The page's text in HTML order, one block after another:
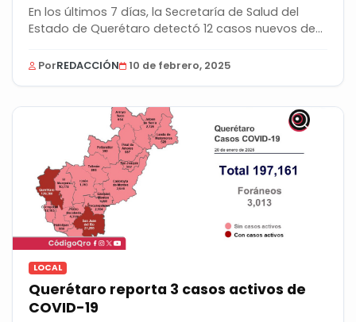
En los últimos 7 días, la Secretaría de Salud del
Estado de Querétaro detectó 12 casos nuevos de...
PorREDACCIÓN 10 de febrero, 2025
LOCAL
Querétaro reporta 3 casos activos de
COVID-19